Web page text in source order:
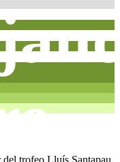
trofeo Lluís Santapau